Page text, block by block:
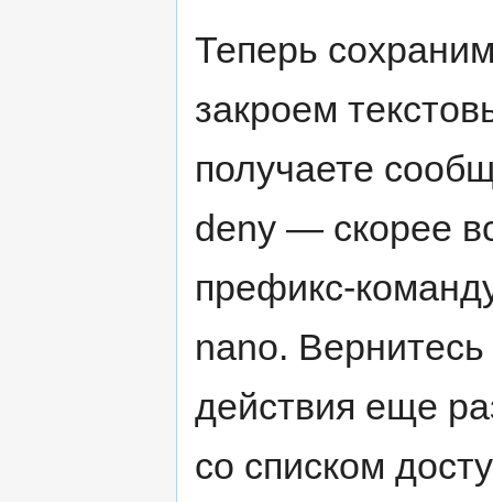
Теперь
закроем
получаете
deny — скорее
префикс-
nano.
действия еще
со списком